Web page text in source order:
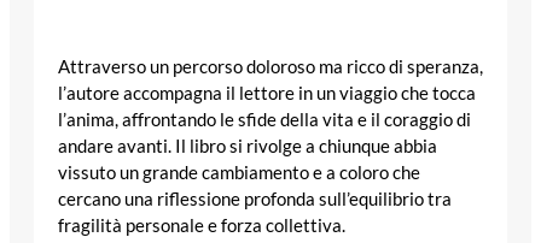
Attraverso un percorso doloroso ma ricco di speranza,
l’autore accompagna il lettore in un viaggio che tocca
l’anima, affrontando le sfide della vita e il coraggio di
andare avanti. Il libro si rivolge a chiunque abbia
vissuto un grande cambiamento e a coloro che
cercano una riflessione profonda sull’equilibrio tra
fragilità personale e forza collettiva.